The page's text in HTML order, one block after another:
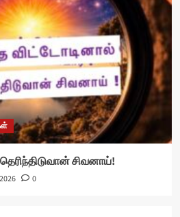
சிவனாய்!
0